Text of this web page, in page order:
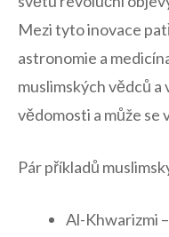
Mezi tyto inovace
astronomie a
‍muslimských vědců
vědomosti a může se
Pár příkladů
Al-Khwarizmi